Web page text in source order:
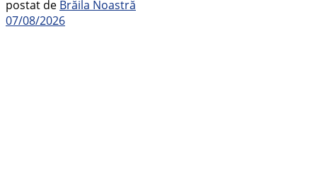
postat de Brăila Noastră
07/08/2026